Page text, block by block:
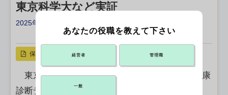
東京科学大など実証
2025年11月10日 13:50
リンクをコピー X ポスト
保存
東京科学大と聖路加国際病院は、約6万人の健康
診断データを用いた大規模な縦断的解析で、女
あなたの役職を教えて下さい
経営者 管理職
一般